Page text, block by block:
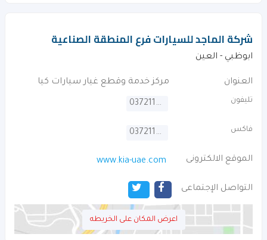
شركة الماجد للسيارات فرع المنطقة الصناعية
ابوظبي - العين
العنوان مركز خدمة وقطع غيار سيارات كيا
تليفون 037211300
فاكس 037211428
الموقع الالكترونى www.kia-uae.com
التواصل الإجتماعى
اعرض المكان على الخريطه